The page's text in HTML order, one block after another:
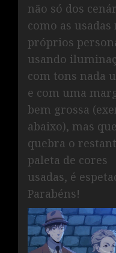
não só dos
como as usadas
próprios
usando
com tons nada
e com uma
bem grossa
abaixo), mas
quebra o
paleta de cores
usadas, é
Parabéns!